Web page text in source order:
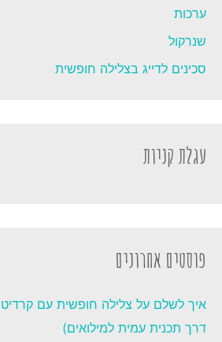
ערכות
שנרקול
סכינים לדייג בצלילה חופשית
עגלת קניות
פוסטים אחרונים
דרך תכנית עמית למילואים)